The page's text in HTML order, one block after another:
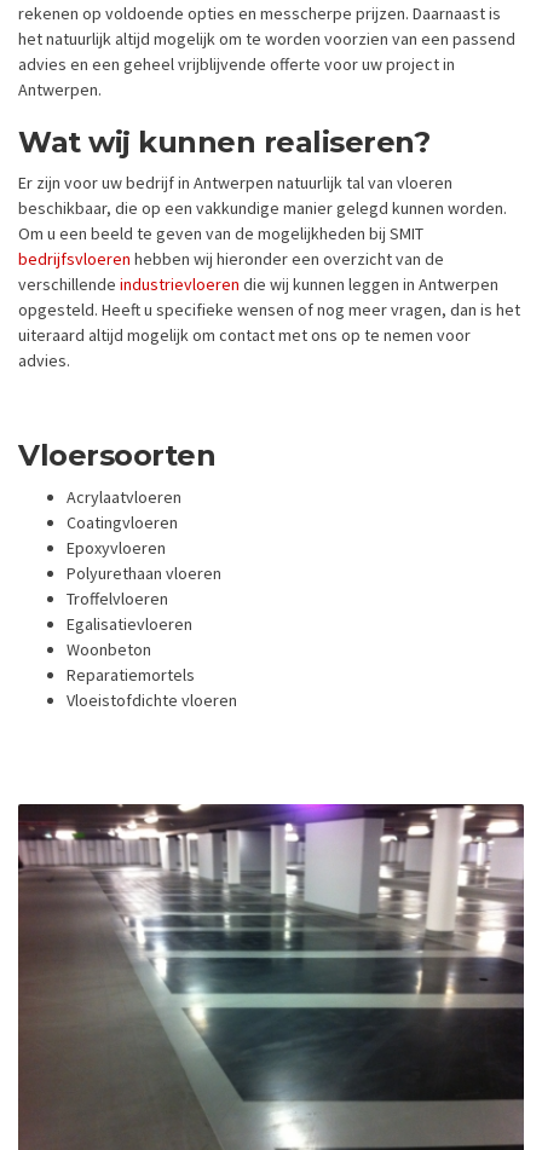
rekenen op voldoende opties en messcherpe prijzen. Daarnaast is
het natuurlijk altijd mogelijk om te worden voorzien van een passend
advies en een geheel vrijblijvende offerte voor uw project in
Antwerpen.
Wat wij kunnen realiseren?
Er zijn voor uw bedrijf in Antwerpen natuurlijk tal van vloeren
beschikbaar, die op een vakkundige manier gelegd kunnen worden.
Om u een beeld te geven van de mogelijkheden bij SMIT
bedrijfsvloeren hebben wij hieronder een overzicht van de
verschillende industrievloeren die wij kunnen leggen in Antwerpen
opgesteld. Heeft u specifieke wensen of nog meer vragen, dan is het
uiteraard altijd mogelijk om contact met ons op te nemen voor
advies.
Vloersoorten
Acrylaatvloeren
Coatingvloeren
Epoxyvloeren
Polyurethaan vloeren
Troffelvloeren
Egalisatievloeren
Woonbeton
Reparatiemortels
Vloeistofdichte vloeren